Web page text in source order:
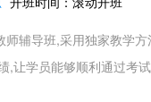
辅导班,采用独家教学
,让学员能够顺利通过考